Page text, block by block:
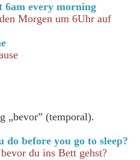
6am every morning
Morgen um 6Uhr auf
„bevor” (temporal).
do before you go to sleep?
du ins Bett gehst?